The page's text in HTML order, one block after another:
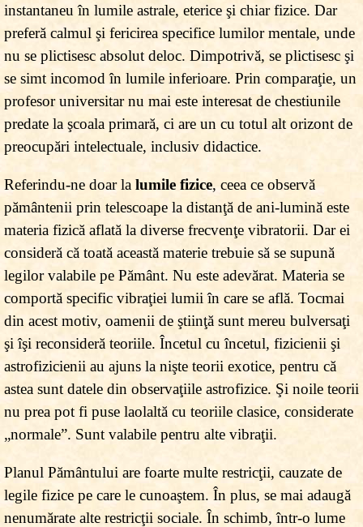
instantaneu în lumile astrale, eterice şi chiar fizice. Dar
preferă calmul şi fericirea specifice lumilor mentale, unde
nu se plictisesc absolut deloc. Dimpotrivă, se plictisesc şi
se simt incomod în lumile inferioare. Prin comparaţie, un
profesor universitar nu mai este interesat de chestiunile
predate la şcoala primară, ci are un cu totul alt orizont de
preocupări intelectuale, inclusiv didactice.
Referindu-ne doar la lumile fizice, ceea ce observă
pământenii prin telescoape la distanţă de ani-lumină este
materia fizică aflată la diverse frecvenţe vibratorii. Dar ei
consideră că toată această materie trebuie să se supună
legilor valabile pe Pământ. Nu este adevărat. Materia se
comportă specific vibraţiei lumii în care se află. Tocmai
din acest motiv, oamenii de ştiinţă sunt mereu bulversaţi
şi îşi reconsideră teoriile. Încetul cu încetul, fizicienii şi
astrofizicienii au ajuns la nişte teorii exotice, pentru că
astea sunt datele din observaţiile astrofizice. Şi noile teorii
nu prea pot fi puse laolaltă cu teoriile clasice, considerate
„normale”. Sunt valabile pentru alte vibraţii.
Planul Pământului are foarte multe restricţii, cauzate de
legile fizice pe care le cunoaştem. În plus, se mai adaugă
nenumărate alte restricţii sociale. În schimb, într-o lume